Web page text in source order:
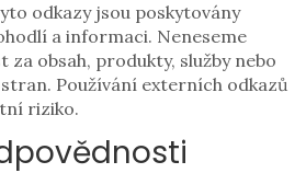
odkazy jsou poskytovány
a informaci. Neneseme
za obsah, produkty, služby nebo
Používání externích odkazů
riziko.